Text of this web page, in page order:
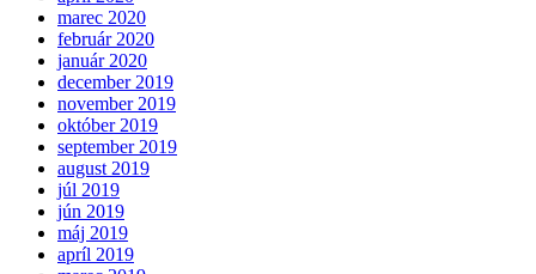
marec 2020
február 2020
január 2020
december 2019
november 2019
október 2019
september 2019
august 2019
júl 2019
jún 2019
máj 2019
apríl 2019